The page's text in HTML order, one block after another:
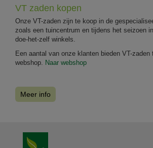
VT zaden kopen
Onze VT-zaden zijn te koop in de
zoals een tuincentrum en tijdens het seizoen
doe-het-zelf winkels.
Een aantal van onze klanten bieden VT-zaden
webshop.
Naar webshop
Meer info